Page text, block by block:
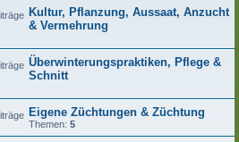
Kultur, Pflanzung, Aussaat, Anzucht
& Vermehrung
Überwinterungspraktiken, Pflege &
Schnitt
Eigene Züchtungen & Züchtung
Themen: 5